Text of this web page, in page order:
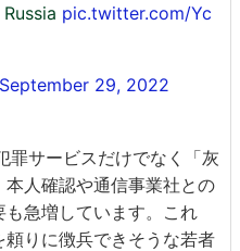
pic.twitter.com/Yc
September 29, 2022
罪サービスだけでなく「灰
人確認や通信事業社との
急増しています。これ
りに徴兵できそうな若者